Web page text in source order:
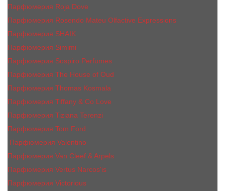
Парфюмерия Roja Dove
Парфюмерия Rosendo Mateu Olfactive Expressions
Парфюмерия SHAIK
Парфюмерия Simimi
Парфюмерия Sospiro Perfumes
Парфюмерия The House of Oud
Парфюмерия Thomas Kosmala
Парфюмерия Tiffany & Co Love
Парфюмерия Tiziana Terenzi
Парфюмерия Tom Ford
Парфюмерия Valentino
Парфюмерия Van Cleef & Arpels
Парфюмерия Vertus Narcos'is
Парфюмерия Victorious